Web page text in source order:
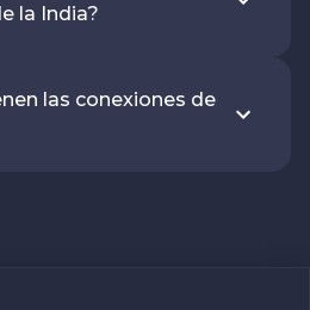
la India?
las conexiones de